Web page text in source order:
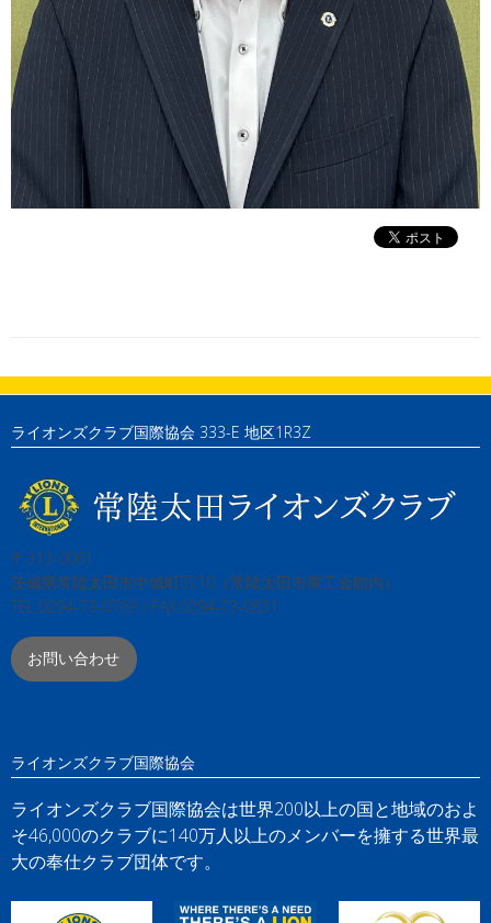
ライオンズクラブ国際協会 333-E 地区1R3Z
〒313-0061
茨城県常陸太田市中城町3210（常陸太田市商工会館内）
TEL:0294-73-0769 / FAX:0294-73-0831
お問い合わせ
ライオンズクラブ国際協会
ライオンズクラブ国際協会は世界200以上の国と地域のおよ
そ46,000のクラブに140万人以上のメンバーを擁する世界最
大の奉仕クラブ団体です。